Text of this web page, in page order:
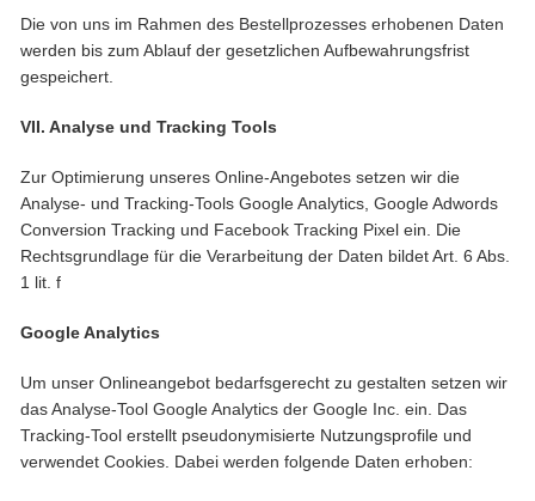
Die von uns im Rahmen des Bestellprozesses erhobenen Daten
werden bis zum Ablauf der gesetzlichen Aufbewahrungsfrist
gespeichert.
VII. Analyse und Tracking Tools
Zur Optimierung unseres Online-Angebotes setzen wir die
Analyse- und Tracking-Tools Google Analytics, Google Adwords
Conversion Tracking und Facebook Tracking Pixel ein. Die
Rechtsgrundlage für die Verarbeitung der Daten bildet Art. 6 Abs.
1 lit. f
Google Analytics
Um unser Onlineangebot bedarfsgerecht zu gestalten setzen wir
das Analyse-Tool Google Analytics der Google Inc. ein. Das
Tracking-Tool erstellt pseudonymisierte Nutzungsprofile und
verwendet Cookies. Dabei werden folgende Daten erhoben: